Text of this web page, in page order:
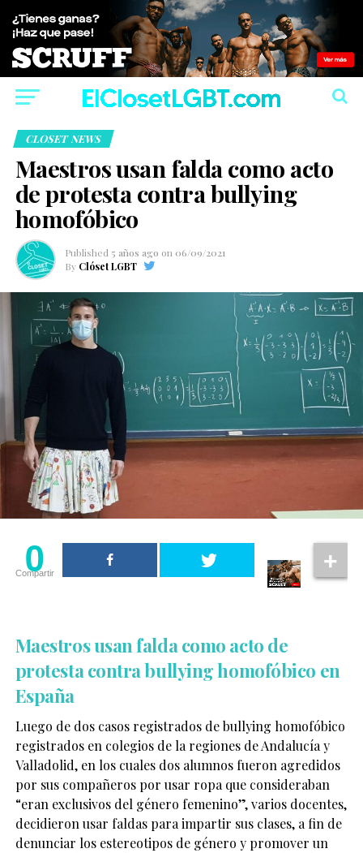
CLOSET NEWS
Maestros usan falda como acto
de protesta contra bullying
homofóbico
Published 5 años ago on 06/09/2021
By Clóset LGBT
0
Compartir
Maestros usan falda como acto de
protesta contra bullying homofóbico en
España
Luego de dos casos registrados de bullying homofóbico
registrados en colegios de la regiones de Andalucía y
Valladolid, en los cuales dos alumnos fueron agredidos
por sus compañeros por usar ropa que consideraban
“eran exclusivos del género femenino”, varios docentes,
decidieron usar faldas para impartir sus clases, a fin de
denunciar los estereotipos de género y promover un